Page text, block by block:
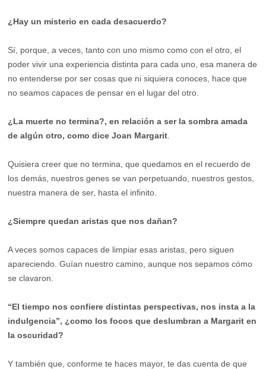
¿Hay un misterio en cada desacuerdo?
Sí, porque, a veces, tanto con uno mismo como con el otro, el
poder vivir una experiencia distinta para cada uno, esa manera de
no entenderse por ser cosas que ni siquiera conoces, hace que
no seamos capaces de pensar en el lugar del otro.
¿La muerte no termina?, en relación a ser la sombra amada
de algún otro, como dice Joan Margarit
Quisiera creer que no termina, que quedamos en el recuerdo de
los demás, nuestros genes se van perpetuando, nuestros gestos,
nuestra manera de ser, hasta el infinito.
¿Siempre quedan aristas que nos dañan?
A veces somos capaces de limpiar esas aristas, pero siguen
apareciendo. Guían nuestro camino, aunque nos sepamos cómo
se clavaron.
“El tiempo nos confiere distintas perspectivas, nos insta a la
indulgencia”, ¿como los focos que deslumbran a Margarit en
la oscuridad?
Y también que, conforme te haces mayor, te das cuenta de que